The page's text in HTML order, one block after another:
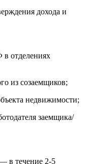
дохода и
в отделениях
из созаемщиков;
недвижимости;
заемщика/
в течение 2-5